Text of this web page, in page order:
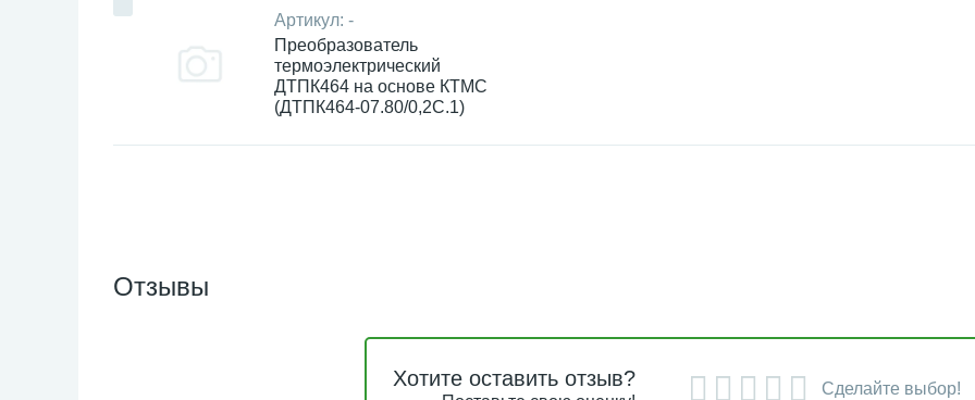
Артикул: -
Преобразователь
термоэлектрический
ДТПК464 на основе КТМС
(ДТПК464-07.80/0,2С.1)
Отзывы
Хотите оставить отзыв? Сделайте выбор!